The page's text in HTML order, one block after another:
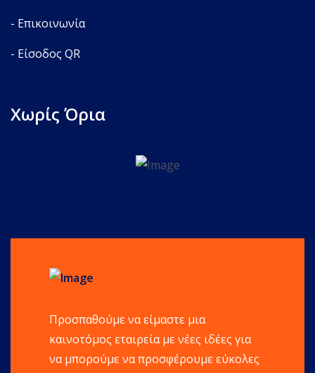
- Επικοινωνία
- Είσοδος QR
Χωρίς Όρια
Προσπαθούμε να είμαστε μια
καινοτόμος εταιρεία με νέες ιδέες για
να μπορούμε να προσφέρουμε εύκολες